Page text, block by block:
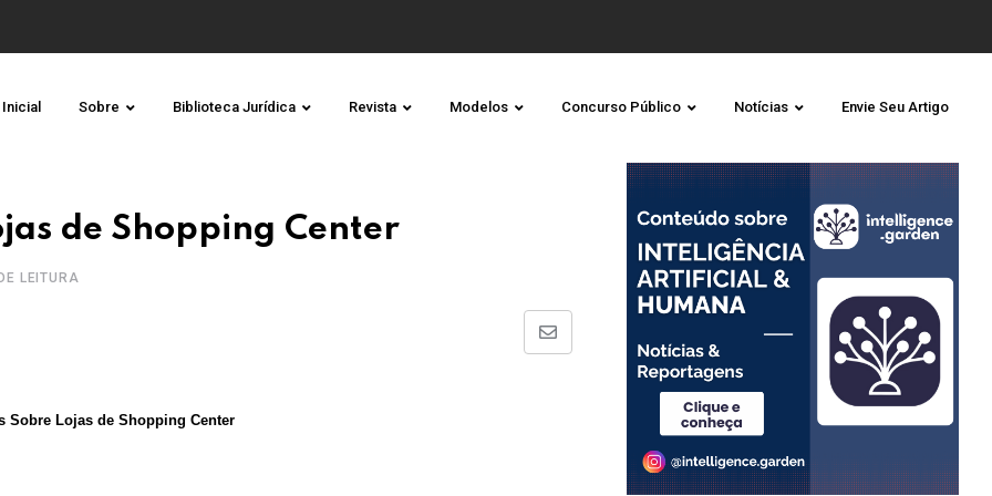
Sobre Biblioteca Jurídica Revista Modelos Concurso Público Notícias Envie Seu Artigo
de Shopping Center
LEITURA
Share
Sobre Lojas de Shopping Center